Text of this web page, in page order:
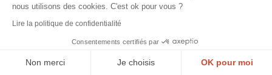
Bonjour Damien,
nous utilisons des cookies. C'est ok pour vous ?
Lire la politique de confidentialité
Consentements certifiés par
Non merci Je choisis OK pour moi